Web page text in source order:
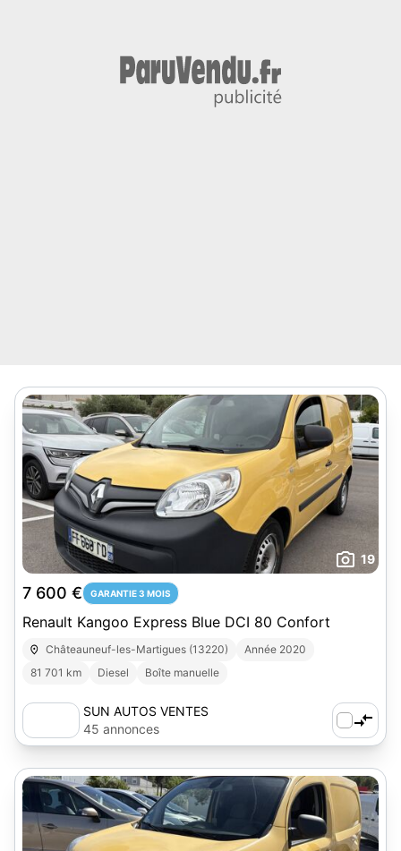
19
7 600 € GARANTIE 3 MOIS
Renault Kangoo Express Blue DCI 80 Confort
Châteauneuf-les-Martigues (13220)
Année 2020
81 701 km
Diesel Boîte manuelle
SUN AUTOS VENTES
45 annonces